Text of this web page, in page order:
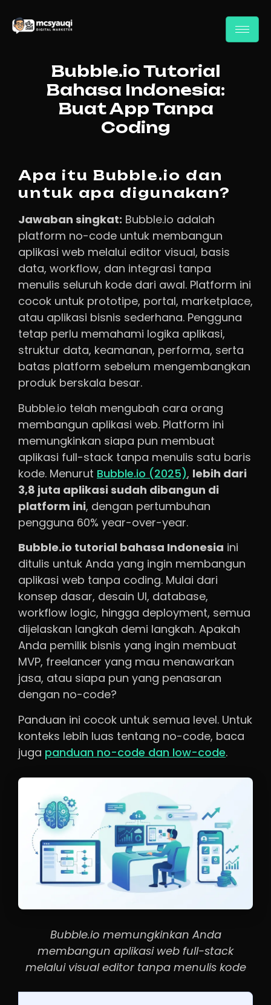
Bubble.io Tutorial
Bahasa Indonesia:
Buat App Tanpa
Coding
Apa itu Bubble.io dan
untuk apa digunakan?
Jawaban singkat: Bubble.io adalah
platform no-code untuk membangun
aplikasi web melalui editor visual, basis
data, workflow, dan integrasi tanpa
menulis seluruh kode dari awal. Platform ini
cocok untuk prototipe, portal, marketplace,
atau aplikasi bisnis sederhana. Pengguna
tetap perlu memahami logika aplikasi,
struktur data, keamanan, performa, serta
batas platform sebelum mengembangkan
produk berskala besar.
Bubble.io telah mengubah cara orang
membangun aplikasi web. Platform ini
memungkinkan siapa pun membuat
aplikasi full-stack tanpa menulis satu baris
kode. Menurut Bubble.io (2025), lebih dari
3,8 juta aplikasi sudah dibangun di
platform ini, dengan pertumbuhan
pengguna 60% year-over-year.
Bubble.io tutorial bahasa Indonesia ini
ditulis untuk Anda yang ingin membangun
aplikasi web tanpa coding. Mulai dari
konsep dasar, desain UI, database,
workflow logic, hingga deployment, semua
dijelaskan langkah demi langkah. Apakah
Anda pemilik bisnis yang ingin membuat
MVP, freelancer yang mau menawarkan
jasa, atau siapa pun yang penasaran
dengan no-code?
Panduan ini cocok untuk semua level. Untuk
konteks lebih luas tentang no-code, baca
juga panduan no-code dan low-code.
Bubble.io memungkinkan Anda
membangun aplikasi web full-stack
melalui visual editor tanpa menulis kode